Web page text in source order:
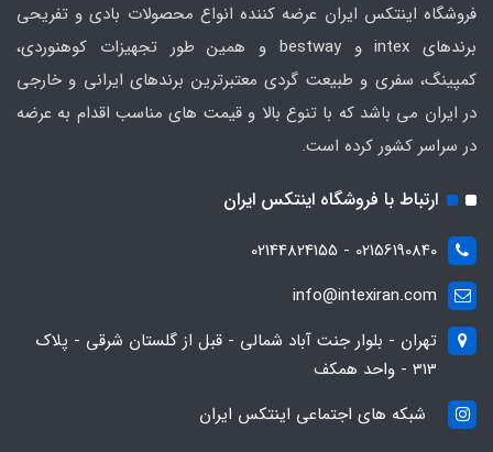
فروشگاه اینتکس ایران عرضه کننده انواع محصولات بادی و تفریحی
برندهای intex و bestway و همین طور تجهیزات کوهنوردی،
کمپینگ، سفری و طبیعت گردی معتبرترین برندهای ایرانی و خارجی
در ایران می باشد که با تنوع بالا و قیمت های مناسب اقدام به عرضه
در سراسر کشور کرده است.
ارتباط با فروشگاه اینتکس ایران
02156190840 - 02144824155
info@intexiran.com
تهران - بلوار جنت آباد شمالی - قبل از گلستان شرقی - پلاک
313 - واحد همکف
شبکه های اجتماعی اینتکس ایران